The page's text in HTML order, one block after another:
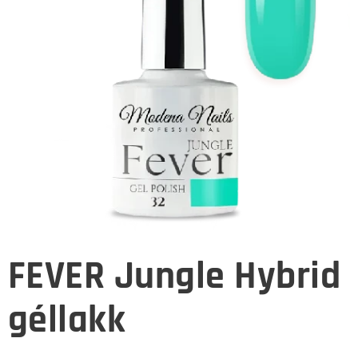
FEVER Jungle Hybrid
géllakk